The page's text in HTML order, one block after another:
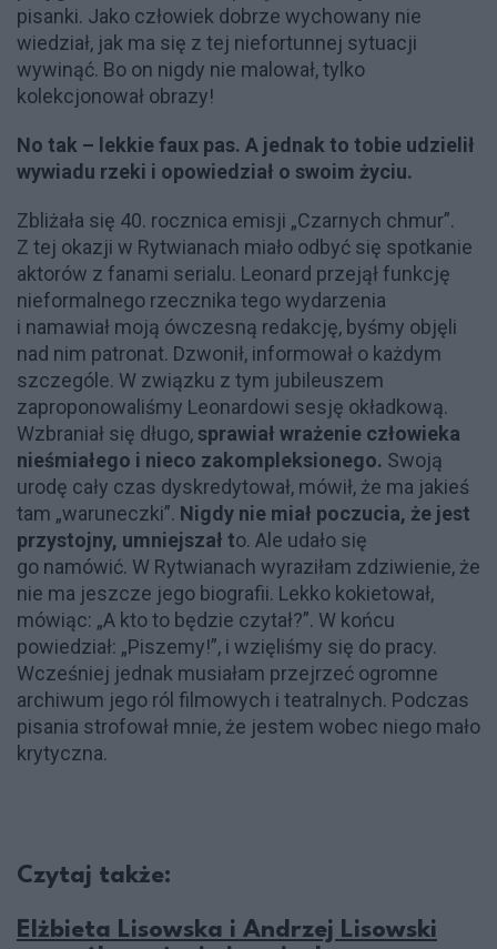
pisanki. Jako człowiek dobrze wychowany nie
wiedział, jak ma się z tej niefortunnej sytuacji
wywinąć. Bo on nigdy nie malował, tylko
kolekcjonował obrazy!
No tak – lekkie faux pas. A jednak to tobie udzielił
wywiadu rzeki i opowiedział o swoim życiu.
Zbliżała się 40. rocznica emisji „Czarnych chmur”.
Z tej okazji w Rytwianach miało odbyć się spotkanie
aktorów z fanami serialu. Leonard przejął funkcję
nieformalnego rzecznika tego wydarzenia
i namawiał moją ówczesną redakcję, byśmy objęli
nad nim patronat. Dzwonił, informował o każdym
szczególe. W związku z tym jubileuszem
zaproponowaliśmy Leonardowi sesję okładkową.
Wzbraniał się długo, sprawiał wrażenie człowieka
nieśmiałego i nieco zakompleksionego. Swoją
urodę cały czas dyskredytował, mówił, że ma jakieś
tam „waruneczki”. Nigdy nie miał poczucia, że jest
przystojny, umniejszał to. Ale udało się
go namówić. W Rytwianach wyraziłam zdziwienie, że
nie ma jeszcze jego biografii. Lekko kokietował,
mówiąc: „A kto to będzie czytał?”. W końcu
powiedział: „Piszemy!”, i wzięliśmy się do pracy.
Wcześniej jednak musiałam przejrzeć ogromne
archiwum jego ról filmowych i teatralnych. Podczas
pisania strofował mnie, że jestem wobec niego mało
krytyczna.
Czytaj także:
Elżbieta Lisowska i Andrzej Lisowski